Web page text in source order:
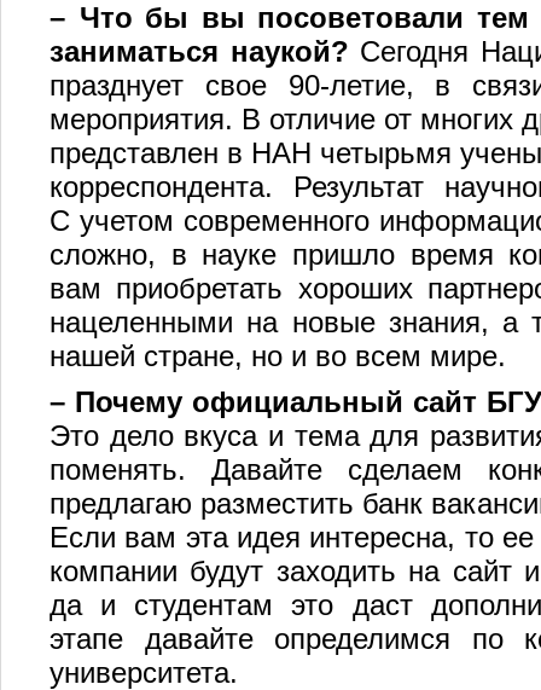
– Что бы вы посоветовали
заниматься наукой? Сегодня
празднует свое 90-летие, в
мероприятия. В отличие от многих
представлен в НАН четырьмя
корреспондента. Результат
С учетом современного
сложно, в науке пришло время
вам приобретать хороших
нацеленными на новые знания, а
нашей стране, но и во всем мире.
– Почему официальный сайт
Это дело вкуса и тема для
поменять. Давайте сделаем
предлагаю разместить банк
Если вам эта идея интересна, то
компании будут заходить на сайт
да и студентам это даст
этапе давайте определимся по
университета.